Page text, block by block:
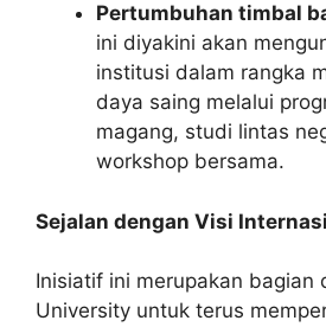
Pertumbuhan timbal
ini diyakini akan
institusi dalam rangka
daya saing melalui
magang, studi lintas
workshop bersama.
Sejalan dengan Visi
Inisiatif ini merupakan bagian
University untuk terus